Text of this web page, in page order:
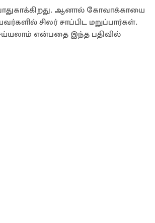
ஆனால் கோவாக்காயை
சிலர் சாப்பிட மறுப்பார்கள்.
என்பதை இந்த பதிவில்